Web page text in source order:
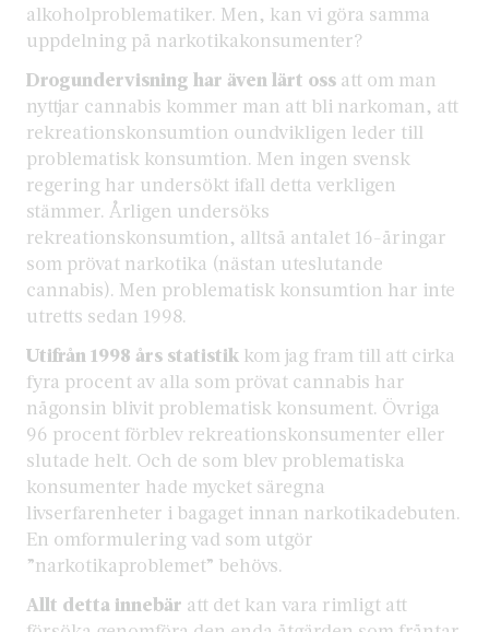
alkoholproblematiker. Men, kan vi göra samma
uppdelning på narkotikakonsumenter?
Drogundervisning har även lärt oss att om man
nyttjar cannabis kommer man att bli narkoman, att
rekreationskonsumtion oundvikligen leder till
problematisk konsumtion. Men ingen svensk
regering har undersökt ifall detta verkligen
stämmer. Årligen undersöks
rekreationskonsumtion, alltså antalet 16-åringar
som prövat narkotika (nästan uteslutande
cannabis). Men problematisk konsumtion har inte
utretts sedan 1998.
Utifrån 1998 års statistik kom jag fram till att cirka
fyra procent av alla som prövat cannabis har
någonsin blivit problematisk konsument. Övriga
96 procent förblev rekreationskonsumenter eller
slutade helt. Och de som blev problematiska
konsumenter hade mycket säregna
livserfarenheter i bagaget innan narkotikadebuten.
En omformulering vad som utgör
”narkotikaproblemet” behövs.
Allt detta innebär att det kan vara rimligt att